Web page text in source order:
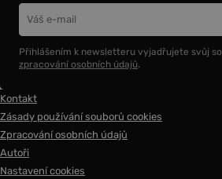
Přihlášením k newsletteru vyjadřujete svůj
zpracování osobních údajů.
Kontakt
Zásady používání souborů cookies
Zpracování osobních údajů
Autoři
Nastavení cookies